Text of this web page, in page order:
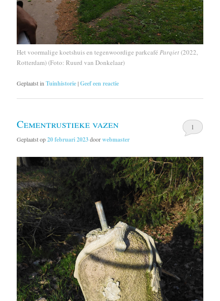
Het voormalige koetshuis en tegenwoordige parkcaféParqiet(2022,
Rotterdam) (Foto: Ruurd van Donkelaar)
Geplaatst in Tuinhistorie|Geef een reactie
Cementrustieke vazen
Geplaatst op20 februari 2023doorwebmaster
1